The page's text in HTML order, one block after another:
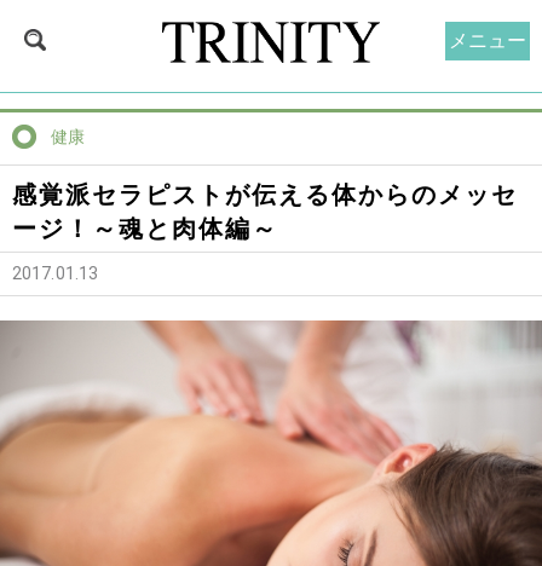
健康
感覚派セラピストが伝える体からのメッセ
ージ！～魂と肉体編～
2017.01.13
メニュー